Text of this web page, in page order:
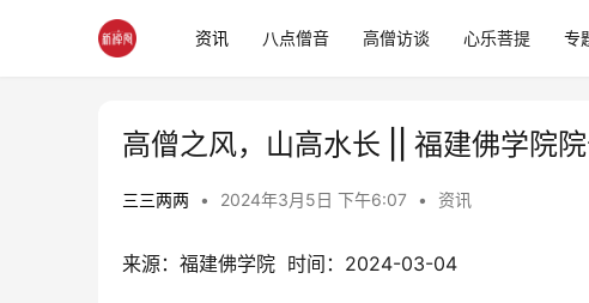
资讯 八点僧音 高僧访谈 心乐菩提 专
高僧之风，山高水长 || 福建佛学院
三三两两 • 2024年3月5日 下午6:07 • 资讯
来源：福建佛学院  时间：2024-03-04